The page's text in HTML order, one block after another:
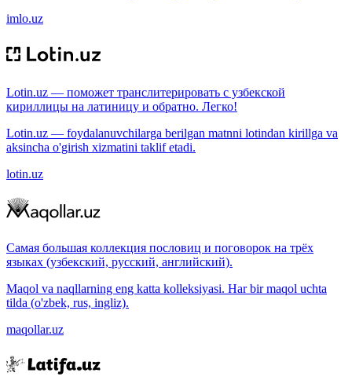
imlo.uz
Lotin.uz — поможет транслитерировать с узбекской
кириллицы на латиницу и обратно. Легко!
Lotin.uz — foydalanuvchilarga berilgan matnni lotindan kirillga va
aksincha o'girish xizmatini taklif etadi.
lotin.uz
Самая большая коллекция пословиц и поговорок на трёх
языках (узбекский, русский, английский).
Maqol va naqllarning eng katta kolleksiyasi. Har bir maqol uchta
tilda (o'zbek, rus, ingliz).
maqollar.uz